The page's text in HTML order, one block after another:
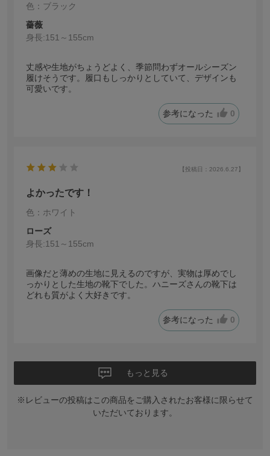
色：ブラック
薔薇
身長:151～155cm
丈感や生地がちょうどよく、季節問わずオールシーズン
履けそうです。履口もしっかりとしていて、デザインも
可愛いです。
参考になった 0
【投稿日：2026.6.27】
よかったです！
色：ホワイト
ローズ
身長:151～155cm
画像だと薄めの生地に見えるのですが、実物は厚めでし
っかりとした生地の靴下でした。ハニーズさんの靴下は
どれも質がよく大好きです。
参考になった 0
もっと見る
※レビューの投稿はこの商品をご購入されたお客様に限らせて
いただいております。